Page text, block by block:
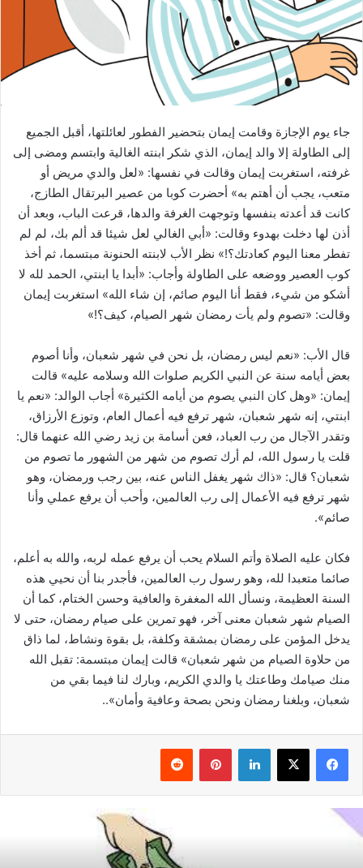
جاء يوم الإجازة وقامت إيمان بتحضير الفطور لعائلتها، أقبل الجميع
إلى الطاولة إلا والد إيمان، الذي شكر ابنته الغالية وابتسم ومضى إلى
غرفته، استغربت إيمان وقالت في نفسها: «لعل والدي مريض أو
متعب، يجب أن أهتم به» أحضرت كوبا من عصير البرتقال الطازج،
كانت قد أعدته بنفسها وتوجهت الغرفة والدها، قرعت الباب، وبعد أن
أذن لها دخلت بهدوء وقالت: «أبي الغالي لعل شيئا قد ألم بك، لم لم
تفطر معنا اليوم كعادتك؟!» نظر الأب لابنته الحنونة مبتسما، ثم أخذ
كوب العصير ووضعه على الطاولة وأجاب: «أبدا يا ابنتي، الحمد لله لا
أشكو من شيء، فقط أنا اليوم صائم، إن شاء الله» استغربت إيمان
وقالت: «تصوم ولم يأت رمضان شهر الصيام، كيف؟!»
قال الأب: «نعم ليس رمضان، بل نحن في شهر شعبان، وأنا أصوم
بعض أيامه سنة عن النبي الكريم صلوات الله وسلامه عليه» قالت
إيمان: «وهل كان النبي يصوم من أيامه الكثيرة» أجاب الوالد: «نعم يا
ابنتي، إنه شهر شعبان، شهر ترفع فيه أعمال العام، وتوزع الأرزاق،
وتقدر الآجال من رب العباد، فعن أسامة بن زيد رضي الله عنهما قال:
قلت يا رسول الله، لم أرك تصوم من شهر من الشهور ما تصوم من
شعبان؟ قال: «ذاك شهر يغفل الناس عنه، بين رجب ورمضان، وهو
شهر ترفع فيه الأعمال إلى رب العالمين، وأحب أن يرفع عملي وأنا
صائم».
فكان عليه الصلاة وأتم السلام يحب أن يرفع عمله لربه، والله به أعلم،
صائما متعبدا لله، وهو رسول رب العالمين، فأجدر بنا أن نحيي هذه
السنة العظيمة، ونسأل الله المغفرة والعافية وحسن الختام، كما أن
الصيام شهر شعبان معنى آخر، فهو تمرين على صيام رمضان، حتى لا
يدخل المؤمن على رمضان بمشقة وكلفة، بل بقوة ونشاط، لما ذاق
من حلاوة الصيام من شهر شعبان» قالت إيمان مبتسمة: تقبل الله
منك صيامك وطاعتك يا والدي الكريم، وبارك لنا فيما بقي من
شعبان، وبلغنا رمضان ونحن بصحة وعافية وأمان»..
فيسبوك ‫X لينكدإن بينتيريست